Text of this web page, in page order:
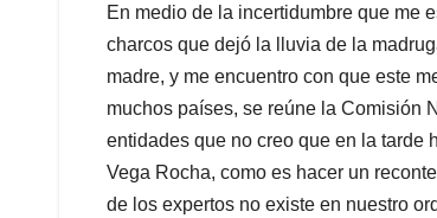
En medio de la incertidumbre que me
charcos que dejó la lluvia de la
madre, y me encuentro con que este
muchos países, se reúne la Comisión
entidades que no creo que en la tarde
Vega Rocha, como es hacer un
de los expertos no existe en nuestro